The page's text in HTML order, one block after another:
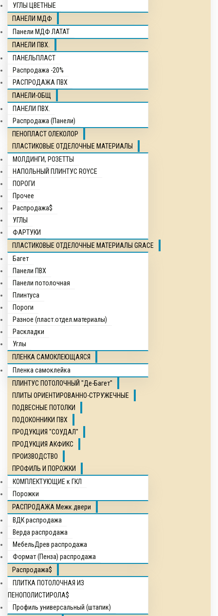
УГЛЫ ЦВЕТНЫЕ
ПАНЕЛИ МДФ
Панели МДФ ЛАТАТ
ПАНЕЛИ ПВХ.
ПАНЕЛЬПЛАСТ
Распродажа -20%
РАСПРОДАЖА ПВХ
ПАНЕЛИ-ОБЩ
ПАНЕЛИ ПВХ.
Распродажа (Панели)
ПЕНОПЛАСТ ОЛЕКОЛОР
ПЛАСТИКОВЫЕ ОТДЕЛОЧНЫЕ МАТЕРИАЛЫ
МОЛДИНГИ, РОЗЕТТЫ
НАПОЛЬНЫЙ ПЛИНТУС ROYCE
ПОРОГИ
Прочее
Распродажа$
УГЛЫ
ФАРТУКИ
ПЛАСТИКОВЫЕ ОТДЕЛОЧНЫЕ МАТЕРИАЛЫ GRACE
Багет
Панели ПВХ
Панели потолочная
Плинтуса
Пороги
Разное (пласт.отдел.материалы)
Раскладки
Углы
ПЛЕНКА САМОКЛЕЮЩАЯСЯ
Пленка самоклейка
ПЛИНТУС ПОТОЛОЧНЫЙ "Де-Багет"
ПЛИТЫ ОРИЕНТИРОВАННО-СТРУЖЕЧНЫЕ
ПОДВЕСНЫЕ ПОТОЛКИ
ПОДОКОННИКИ ПВХ
ПРОДУКЦИЯ "СОУДАЛ"
ПРОДУКЦИЯ АКФИКС
ПРОИЗВОДСТВО
ПРОФИЛЬ И ПОРОЖКИ
КОМПЛЕКТУЮЩИЕ к ГКЛ
Порожки
РАСПРОДАЖА Межк.двери
ВДК распродажа
Верда распродажа
МебельДрев распродажа
Формат (Пенза) распродажа
Распродажа$
ПЛИТКА ПОТОЛОЧНАЯ ИЗ
ПЕНОПОЛИСТИРОЛА$
Профиль универсальный (штапик)